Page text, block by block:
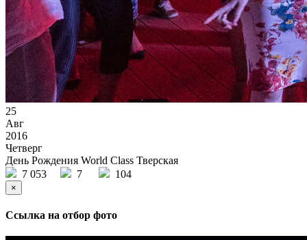
25
Авг
2016
Четверг
День Рождения World Class Тверская
7 053
7 104
×
Ссылка на отбор фото